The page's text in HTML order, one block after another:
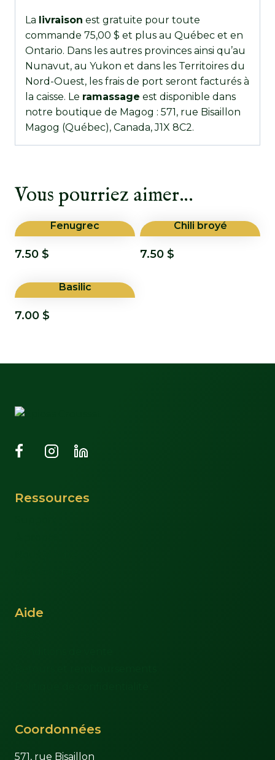
La livraison est gratuite pour toute
commande 75,00 $ et plus au Québec et en
Ontario. Dans les autres provinces ainsi qu’au
Nunavut, au Yukon et dans les Territoires du
Nord-Ouest, les frais de port seront facturés à
la caisse. Le ramassage est disponible dans
notre boutique de Magog : 571, rue Bisaillon
Magog (Québec), Canada, J1X 8C2.
Vous pourriez aimer…
Fenugrec
7.50 $
Chili broyé
7.50 $
Basilic
7.00 $
Ressources
Aide
Coordonnées
571, rue Bisaillon